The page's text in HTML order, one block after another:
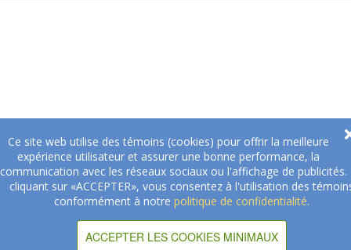
Ce site web utilise des témoins (cookies) pour offrir la meilleure
expérience utilisateur et assurer une bonne performance, la
communication avec les réseaux sociaux ou l'affichage de publicités.
cliquant sur «ACCEPTER», vous consentez à l'utilisation des
conformément à notre politique de confidentialité.
ACCEPTER LES COOKIES MINIMAUX